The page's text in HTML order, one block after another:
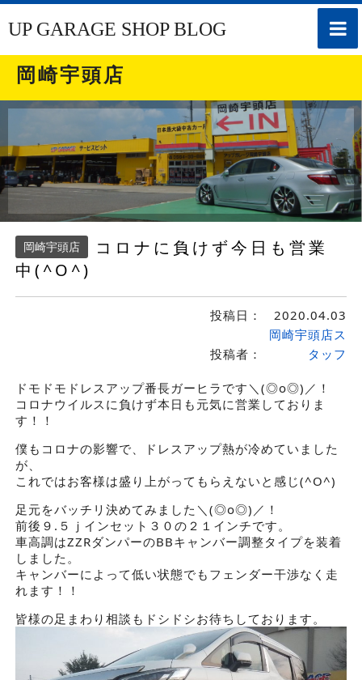
toggle
UP GARAGE SHOP BLOG
岡崎宇頭店
岡崎宇頭店
コロナに負けず今日も営業
中(^O^)
投稿日： 2020.04.03
投稿者：
岡崎宇頭店ス
タッフ
ドモドモドレスアップ番長ガーヒラです＼(◎o◎)／！
コロナウイルスに負けず本日も元気に営業しておりま
す！！
僕もコロナの影響で、ドレスアップ熱が冷めていました
が、
これではお客様は盛り上がってもらえないと感じ(^O^)
足元をバッチリ決めてみました＼(◎o◎)／！
前後９.５ｊインセット３０の２１インチです。
車高調はZZRダンパーのBBキャンバー調整タイプを装着
しました。
キャンバーによって低い状態でもフェンダー干渉なく走
れます！！
皆様の足まわり相談もドシドシお待ちしております。